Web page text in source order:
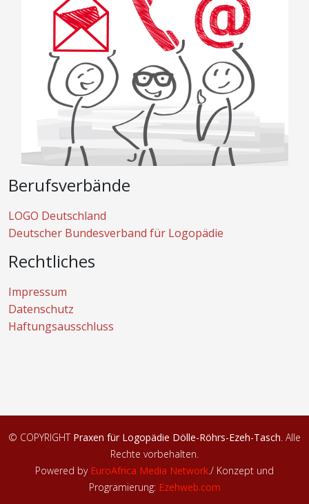
Berufsverbände
LOGO Deutschland
Deutscher Bundesverband für Logopädie
Rechtliches
Impressum
Datenschutz
Haftungsausschluss
© COPYRIGHT Praxen für Logopädie Dölle-Röhrs-Ezeh-Tasch. Alle
Rechte vorbehalten.
Powered by EuroAfrica Media Network./ Konzept und
Programierung: Ezehweb.com